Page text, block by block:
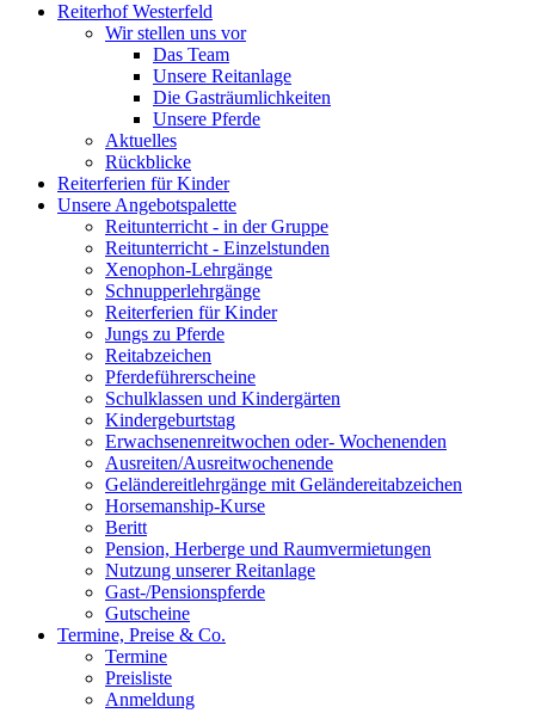
Reiterhof Westerfeld
Wir stellen uns vor
Das Team
Unsere Reitanlage
Die Gasträumlichkeiten
Unsere Pferde
Aktuelles
Rückblicke
Reiterferien für Kinder
Unsere Angebotspalette
Reitunterricht - in der Gruppe
Reitunterricht - Einzelstunden
Xenophon-Lehrgänge
Schnupperlehrgänge
Reiterferien für Kinder
Jungs zu Pferde
Reitabzeichen
Pferdeführerscheine
Schulklassen und Kindergärten
Kindergeburtstag
Erwachsenenreitwochen oder- Wochenenden
Ausreiten/Ausreitwochenende
Geländereitlehrgänge mit Geländereitabzeichen
Horsemanship-Kurse
Beritt
Pension, Herberge und Raumvermietungen
Nutzung unserer Reitanlage
Gast-/Pensionspferde
Gutscheine
Termine, Preise & Co.
Termine
Preisliste
Anmeldung